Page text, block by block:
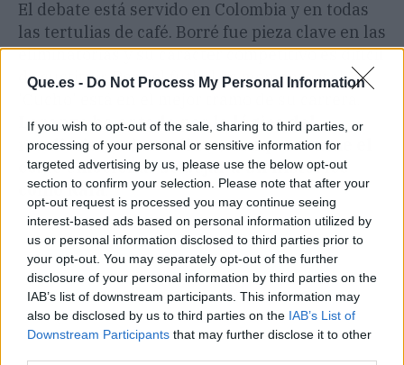
Que.es - Do Not Process My Personal Information
If you wish to opt-out of the sale, sharing to third parties, or
processing of your personal or sensitive information for
targeted advertising by us, please use the below opt-out
section to confirm your selection. Please note that after your
opt-out request is processed you may continue seeing
interest-based ads based on personal information utilized by
us or personal information disclosed to third parties prior to
your opt-out. You may separately opt-out of the further
disclosure of your personal information by third parties on the
IAB’s list of downstream participants. This information may
also be disclosed by us to third parties on the IAB’s List of
Downstream Participants that may further disclose it to other
El debate está servido en Colombia y en todas
las tertulias de café. Borré fue pieza clave en las
eliminatorias y su carácter competitivo es difícil
de sustituir. Pero el fútbol es momento y el
Lorenzo ha optado por la lógica del
rendimiento inmediato, aunque asume el
coste emocional de dejar a un histórico
como Rafa.